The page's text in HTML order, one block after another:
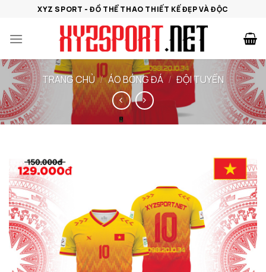
nội
XYZ SPORT - ĐỒ THỂ THAO THIẾT KẾ ĐẸP VÀ ĐỘC
TRANG CHỦ / ÁO BÓNG ĐÁ / ĐỘI TUYỂN